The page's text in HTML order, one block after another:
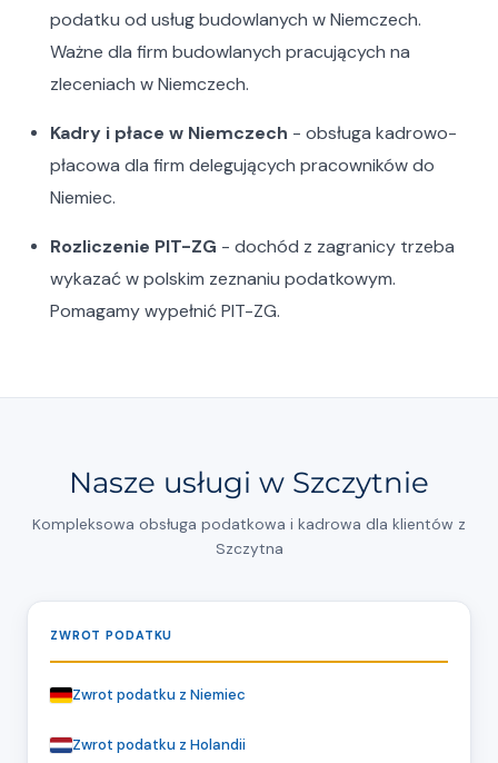
podatku od usług budowlanych w Niemczech.
Ważne dla firm budowlanych pracujących na
zleceniach w Niemczech.
Kadry i płace w Niemczech - obsługa kadrowo-
płacowa dla firm delegujących pracowników do
Niemiec.
Rozliczenie PIT-ZG - dochód z zagranicy trzeba
wykazać w polskim zeznaniu podatkowym.
Pomagamy wypełnić PIT-ZG.
Nasze usługi w Szczytnie
Kompleksowa obsługa podatkowa i kadrowa dla klientów z
Szczytna
ZWROT PODATKU
Zwrot podatku z Niemiec
Zwrot podatku z Holandii